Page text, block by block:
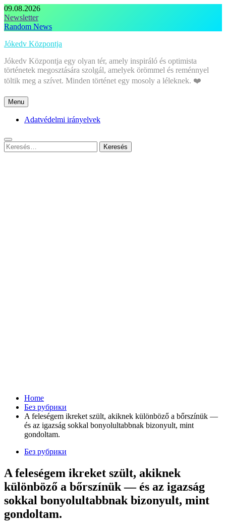
Skip
to
content
09.08.2026
Newsletter
Random News
Jókedv Központja
Jókedv Központja egy olyan tér, amely inspiráló és optimista
történetek megosztására szolgál, amelyek örömmel és reménnyel
töltik meg a szívet. Minden történet egy mosoly a léleknek. ❤️
Menu
Adatvédelmi irányelvek
Keresés:
Home
Без рубрики
A feleségem ikreket szült, akiknek különböző a bőrszínük —
és az igazság sokkal bonyolultabbnak bizonyult, mint
gondoltam.
Без рубрики
A feleségem ikreket szült, akiknek
különböző a bőrszínük — és az igazság
sokkal bonyolultabbnak bizonyult, mint
gondoltam.